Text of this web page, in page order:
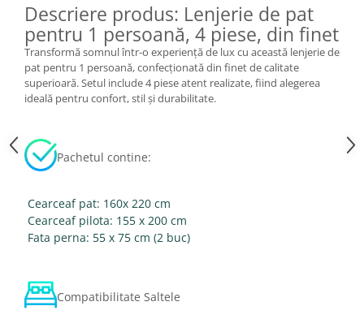
Descriere produs: Lenjerie de pat
pentru 1 persoană, 4 piese, din finet
Transformă somnul într-o experiență de lux cu această lenjerie de
pat pentru 1 persoană, confecționată din finet de calitate
superioară. Setul include 4 piese atent realizate, fiind alegerea
ideală pentru confort, stil și durabilitate.
Pachetul contine:
Cearceaf pat: 160x 220 cm
Cearceaf pilota: 155 x 200 cm
Fata perna: 55 x 75 cm (2 buc)
Compatibilitate Saltele